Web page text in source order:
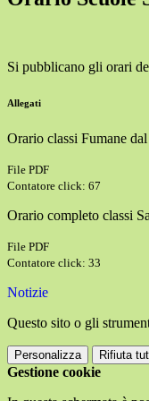
Si pubblicano gli orari
Allegati
Orario classi Fumane
File PDF
Contatore click: 67
Orario completo classi
File PDF
Contatore click: 33
Notizie
Questo sito o gli
Personalizza Rifiuta
Gestione cookie